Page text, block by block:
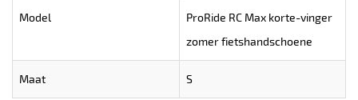
Model
ProRide RC Max korte-vinger
zomer fietshandschoene
Maat S